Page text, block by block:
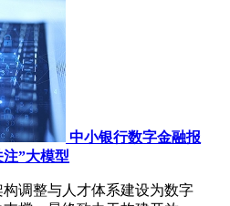
中小银行数字金融报
”大模型
调整与人才体系建设为数字